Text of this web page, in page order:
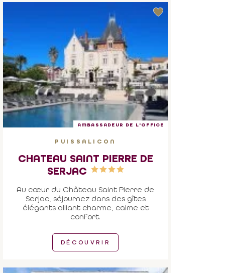
AMBASSADEUR DE L'OFFICE
PUISSALICON
CHATEAU SAINT PIERRE DE
SERJAC
Au cœur du Château Saint Pierre de
Serjac, séjournez dans des gîtes
élégants alliant charme, calme et
confort.
DÉCOUVRIR